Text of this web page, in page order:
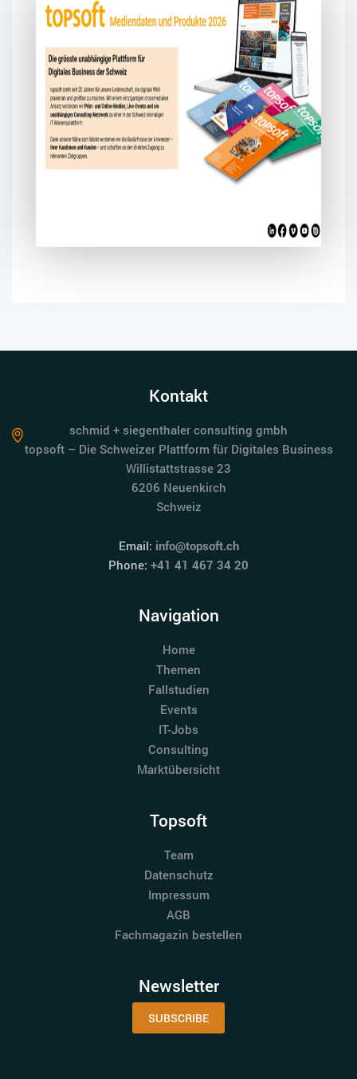
Kontakt
schmid + siegenthaler consulting gmbh
topsoft – Die Schweizer Plattform für Digitales Business
Willistattstrasse 23
6206 Neuenkirch
Schweiz
Email: info@topsoft.ch
Phone: +41 41 467 34 20
Navigation
Home
Themen
Fallstudien
Events
IT-Jobs
Consulting
Marktübersicht
Topsoft
Team
Datenschutz
Impressum
AGB
Fachmagazin bestellen
Newsletter
SUBSCRIBE